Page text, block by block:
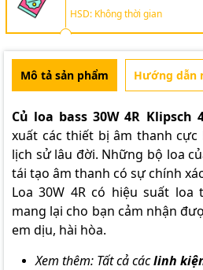
HSD: Không thời gian
Mô tả sản phẩm Hướng dẫn
Củ loa bass 30W 4R Klipsch
xuất các thiết bị âm thanh
lịch sử lâu đời. Những bộ loa
tái tạo âm thanh có sự chính
Loa 30W 4R có hiệu suất
mang lại cho bạn cảm nhận
em dịu, hài hòa.
Xem thêm: Tất cả cáclinh